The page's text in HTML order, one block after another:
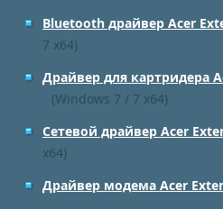
Bluetooth драйвер Acer
7 x64)
Драйвер для картридера
(Windows 7 / 7 x64)
Сетевой драйвер Acer
x64)
Драйвер модема Acer